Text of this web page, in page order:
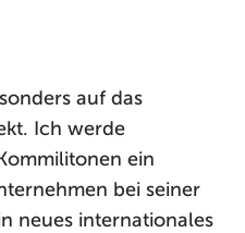
auf das
Ich werde
ein
bei seiner
neues internationales